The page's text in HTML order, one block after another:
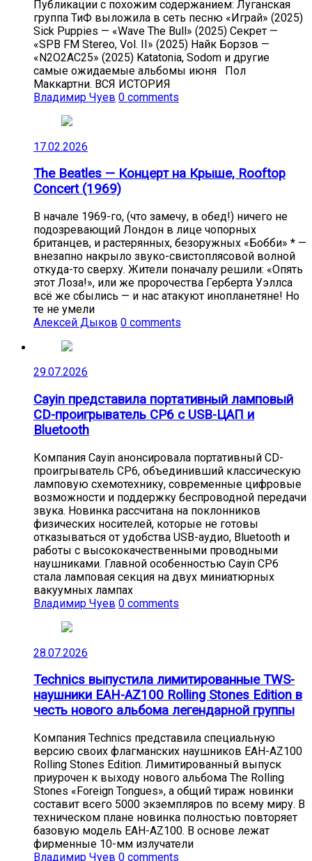
Публикации с похожим содержанием: Луганская
группа ТиФ выложила в сеть песню «Играй» (2025)
Sick Puppies — «Wave The Bull» (2025) Секрет —
«SPB FM Stereo, Vol. II» (2025) Найк Борзов —
«N2O2AC25» (2025) Katatonia, Sodom и другие
самые ожидаемые альбомы июня Пол
Маккартни. ВСЯ ИСТОРИЯ
Владимир Чуев 0 comments
17.02.2026
The Beatles — Концерт на Крыше, Rooftop
Concert (1969)
В начале 1969-го, (что замечу, в обед!) ничего не
подозревающий Лондон в лице чопорных
британцев, и растерянных, безоружных «Бобби» * —
внезапно накрыло звуко-свистоплясовой волной
откуда-то сверху. Жители поначалу решили: «Опять
этот Лоза!», или же пророчества Герберта Уэллса
всё же сбылись — и нас атакуют инопланетяне! Но
те не умели
Алексей Дыков 0 comments
29.07.2026
Cayin представила портативный ламповый
CD-проигрыватель CP6 с USB-ЦАП и
Bluetooth
Компания Cayin анонсировала портативный CD-
проигрыватель CP6, объединивший классическую
ламповую схемотехнику, современные цифровые
возможности и поддержку беспроводной передачи
звука. Новинка рассчитана на поклонников
физических носителей, которые не готовы
отказываться от удобства USB-аудио, Bluetooth и
работы с высококачественными проводными
наушниками. Главной особенностью Cayin CP6
стала ламповая секция на двух миниатюрных
вакуумных лампах
Владимир Чуев 0 comments
28.07.2026
Technics выпустила лимитированные TWS-
наушники EAH-AZ100 Rolling Stones Edition в
честь нового альбома легендарной группы
Компания Technics представила специальную
версию своих флагманских наушников EAH-AZ100
Rolling Stones Edition. Лимитированный выпуск
приурочен к выходу нового альбома The Rolling
Stones «Foreign Tongues», а общий тираж новинки
составит всего 5000 экземпляров по всему миру. В
техническом плане новинка полностью повторяет
базовую модель EAH-AZ100. В основе лежат
фирменные 10-мм излучатели
Владимир Чуев 0 comments